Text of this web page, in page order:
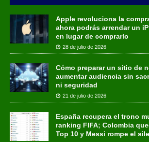
Apple revoluciona la
ahora podrás arrendar un
en lugar de comprarlo
28 de julio de 2026
Cómo preparar un sitio de
aumentar audiencia sin
ni seguridad
21 de julio de 2026
España recupera el trono
ranking FIFA; Colombia
Top 10 y Messi rompe el